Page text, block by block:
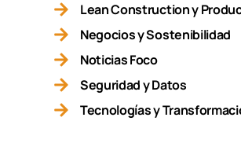
Lean Construction y
Negocios y Sostenibilidad
Noticias Foco
Seguridad y Datos
Tecnologías y